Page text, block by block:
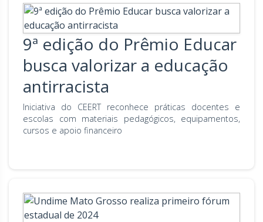
9ª edição do Prêmio Educar
busca valorizar a educação
antirracista
Iniciativa do CEERT reconhece práticas docentes e
escolas com materiais pedagógicos, equipamentos,
cursos e apoio financeiro